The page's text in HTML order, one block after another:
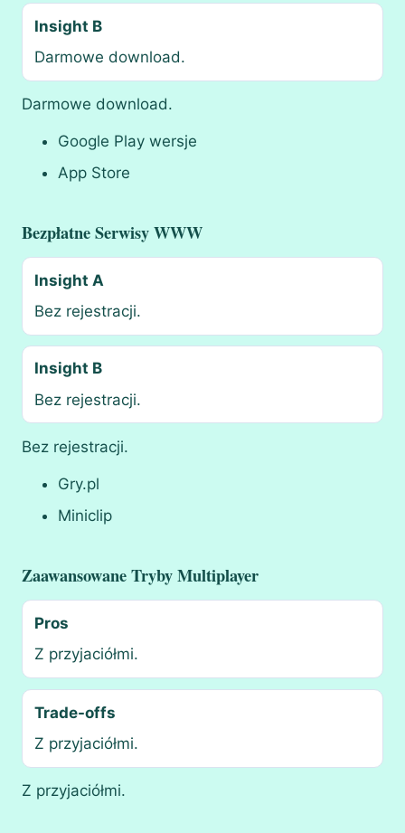
Insight B
Darmowe download.
Darmowe download.
Google Play wersje
App Store
Bezpłatne Serwisy WWW
Insight A
Bez rejestracji.
Insight B
Bez rejestracji.
Bez rejestracji.
Gry.pl
Miniclip
Zaawansowane Tryby Multiplayer
Pros
Z przyjaciółmi.
Trade-offs
Z przyjaciółmi.
Z przyjaciółmi.